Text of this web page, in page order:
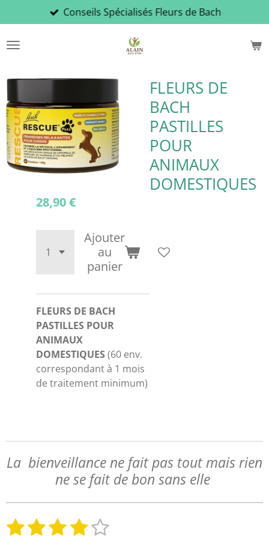
au
contenu
Conseils Spécialisés Fleurs de Bach
FLEURS DE
BACH
PASTILLES
POUR
ANIMAUX
DOMESTIQUES
28,90 €
Ajouter
au
panier
FLEURS DE BACH
PASTILLES POUR
ANIMAUX
DOMESTIQUES (60 env.
correspondant à 1 mois
de traitement minimum)
La bienveillance ne fait pas tout mais rien
ne se fait de bon sans elle
É
1 2 3 4 5
E